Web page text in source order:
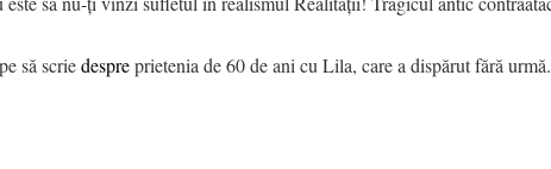
să scriedespreprietenia de 60 de ani cu Lila, care a dispărut fără